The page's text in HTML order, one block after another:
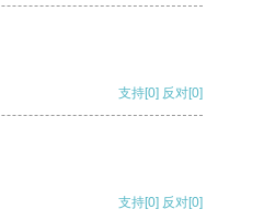
支持[0] 反对[0]
支持[0] 反对[0]